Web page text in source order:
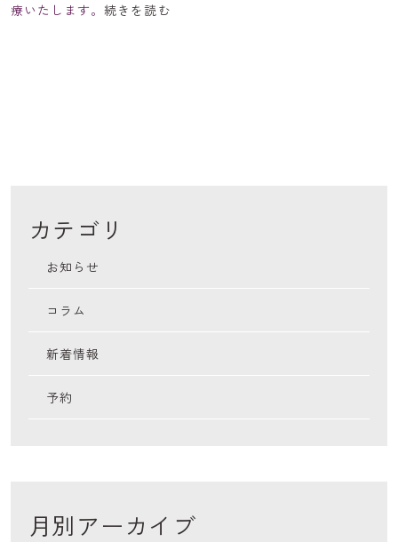
療いたします。続きを読む
カテゴリ
お知らせ
コラム
新着情報
予約
月別アーカイブ